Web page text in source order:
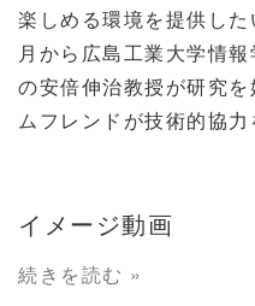
楽しめる環境を提供し
月から 広島工業大学情
の安倍伸治教授が研究
ムフレンドが技術的協力
イメージ動画
続きを読む »